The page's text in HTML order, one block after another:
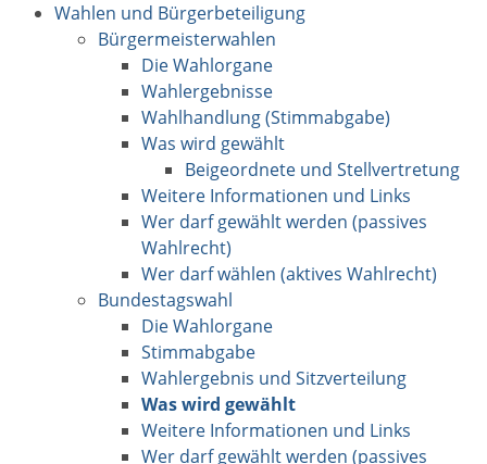
Wahlen und Bürgerbeteiligung
Bürgermeisterwahlen
Die Wahlorgane
Wahlergebnisse
Wahlhandlung (Stimmabgabe)
Was wird gewählt
Beigeordnete und Stellvertretung
Weitere Informationen und Links
Wer darf gewählt werden (passives
Wahlrecht)
Wer darf wählen (aktives Wahlrecht)
Bundestagswahl
Die Wahlorgane
Stimmabgabe
Wahlergebnis und Sitzverteilung
Was wird gewählt
Weitere Informationen und Links
Wer darf gewählt werden (passives